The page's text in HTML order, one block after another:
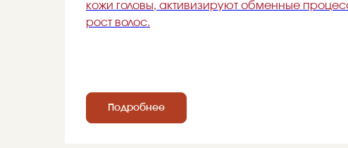
кожи головы, активизируют обменные
рост волос.
Подробнее